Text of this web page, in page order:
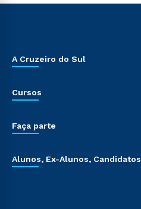
A Cruzeiro do Sul
Cursos
Faça parte
Alunos, Ex-Alunos, Candidatos